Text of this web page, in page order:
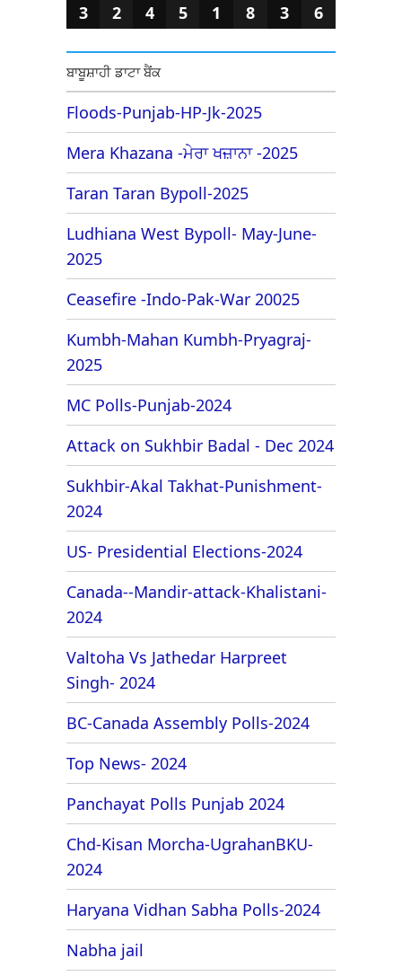
3 2 4 5 1 8 3 6
ਬਾਬੂਸ਼ਾਹੀ ਡਾਟਾ ਬੈਂਕ
Floods-Punjab-HP-Jk-2025
Mera Khazana -ਮੇਰਾ ਖਜ਼ਾਨਾ -2025
Taran Taran Bypoll-2025
Ludhiana West Bypoll- May-June-
2025
Ceasefire -Indo-Pak-War 20025
Kumbh-Mahan Kumbh-Pryagraj-
2025
MC Polls-Punjab-2024
Attack on Sukhbir Badal - Dec 2024
Sukhbir-Akal Takhat-Punishment-
2024
US- Presidential Elections-2024
Canada--Mandir-attack-Khalistani-
2024
Valtoha Vs Jathedar Harpreet
Singh- 2024
BC-Canada Assembly Polls-2024
Top News- 2024
Panchayat Polls Punjab 2024
Chd-Kisan Morcha-UgrahanBKU-
2024
Haryana Vidhan Sabha Polls-2024
Nabha jail